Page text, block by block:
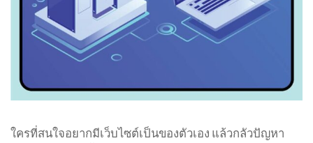
ใครที่สนใจอยากมีเว็บไซต์เป็นของตัวเอง แล้วกลัวปัญหา